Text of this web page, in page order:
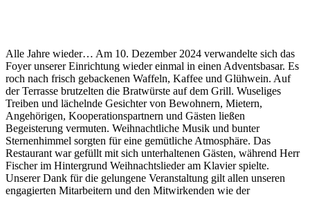
Alle Jahre wieder… Am 10. Dezember 2024 verwandelte sich das
Foyer unserer Einrichtung wieder einmal in einen Adventsbasar. Es
roch nach frisch gebackenen Waffeln, Kaffee und Glühwein. Auf
der Terrasse brutzelten die Bratwürste auf dem Grill. Wuseliges
Treiben und lächelnde Gesichter von Bewohnern, Mietern,
Angehörigen, Kooperationspartnern und Gästen ließen
Begeisterung vermuten. Weihnachtliche Musik und bunter
Sternenhimmel sorgten für eine gemütliche Atmosphäre. Das
Restaurant war gefüllt mit sich unterhaltenen Gästen, während Herr
Fischer im Hintergrund Weihnachtslieder am Klavier spielte.
Unserer Dank für die gelungene Veranstaltung gilt allen unseren
engagierten Mitarbeitern und den Mitwirkenden wie der